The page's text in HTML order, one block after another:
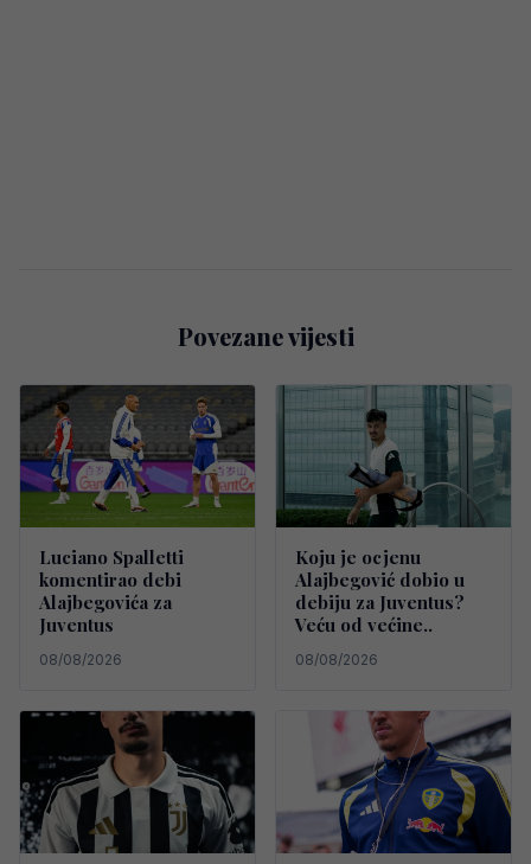
Povezane vijesti
Luciano Spalletti
komentirao debi
Alajbegovića za
Juventus
08/08/2026
Koju je ocjenu
Alajbegović dobio u
debiju za Juventus?
Veću od većine..
08/08/2026